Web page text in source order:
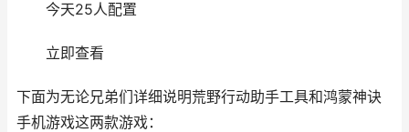
今天25人配置
立即查看
下面为无论兄弟们详细说明荒野行动助手工具和鸿蒙神诀
手机游戏这两款游戏：